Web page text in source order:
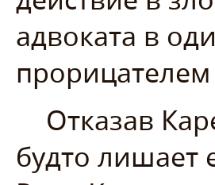
адвоката в
Отказав
будто лишает